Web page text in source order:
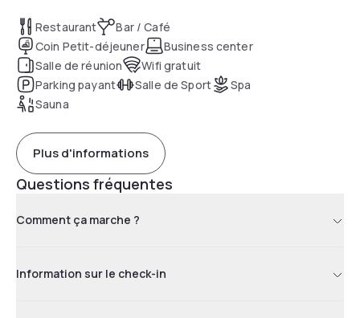
Restaurant
Bar / Café
Coin Petit-déjeuner
Business center
Salle de réunion
Wifi gratuit
Parking payant
Salle de Sport
Spa
Sauna
Plus d'informations
Questions fréquentes
Comment ça marche ?
Information sur le check-in